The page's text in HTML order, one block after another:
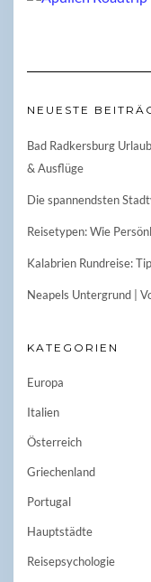
NEUESTE
Bad Radkersburg
& Ausflüge
Die spannendsten
Reisetypen: Wie
Kalabrien Rundreise:
Neapels Untergrund |
KATEGORIEN
Europa
Italien
Österreich
Griechenland
Portugal
Hauptstädte
Reisepsychologie